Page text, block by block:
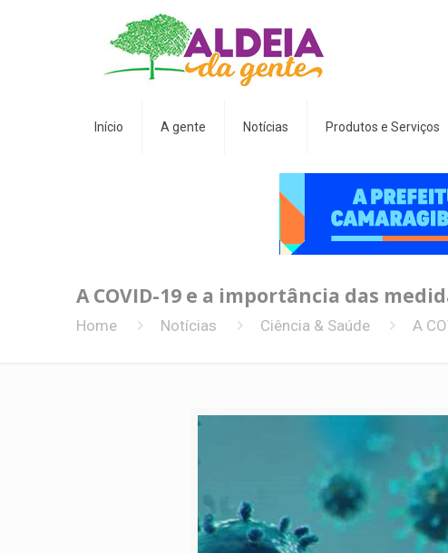
Início A gente Notícias Produtos e Serviços
A COVID-19 e a importância das
Home Notícias Ciência & Saúde A